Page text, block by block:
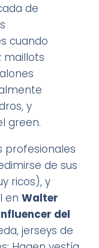
de
cuando
maillots
y
green.
profesionales
de sus
ricos), y
enWalter
del
jerseys de